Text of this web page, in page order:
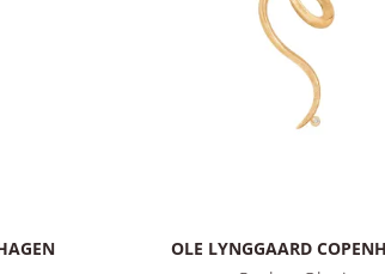
OLE LYNGGAARD